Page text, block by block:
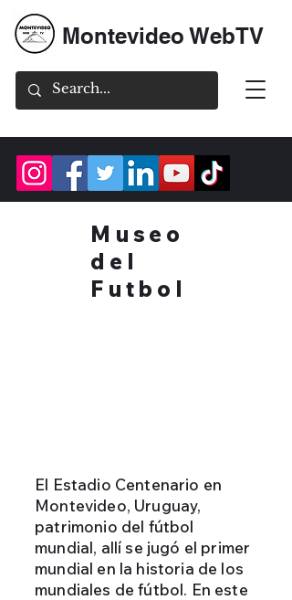
Montevideo WebTV
Museo
del
Futbol
El Estadio Centenario en
Montevideo, Uruguay,
patrimonio del fútbol
mundial, allí se jugó el primer
mundial en la historia de los
mundiales de fútbol. En este